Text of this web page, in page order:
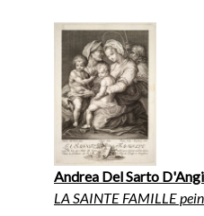
Andrea Del Sarto
LA SAINTE FAMILLE